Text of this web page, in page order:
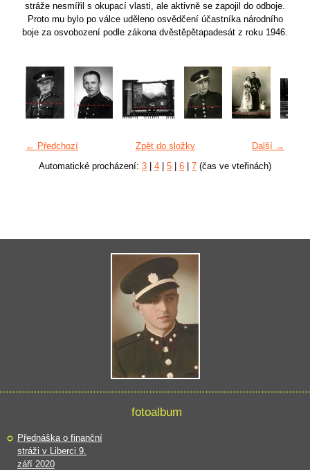
stráže nesmířil s okupací vlasti, ale aktivně se zapojil do odboje.
Proto mu bylo po válce uděleno osvědčení účastníka národního
boje za osvobození podle zákona dvěstěpětapadesát z roku 1946.
← Předchozí Další →
Zpět do složky
Automatické procházení: 3 4 5 6 7 (čas ve vteřinách)
fotoalbum
Přednáška o finanční
stráži v Liberci 9.
září 2020